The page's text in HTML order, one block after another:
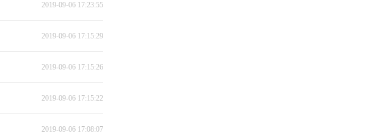
2019-09-06 17:23:55
2019-09-06 17:15:29
2019-09-06 17:15:26
2019-09-06 17:15:22
2019-09-06 17:08:07